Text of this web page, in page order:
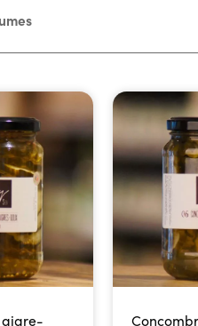
aigre-